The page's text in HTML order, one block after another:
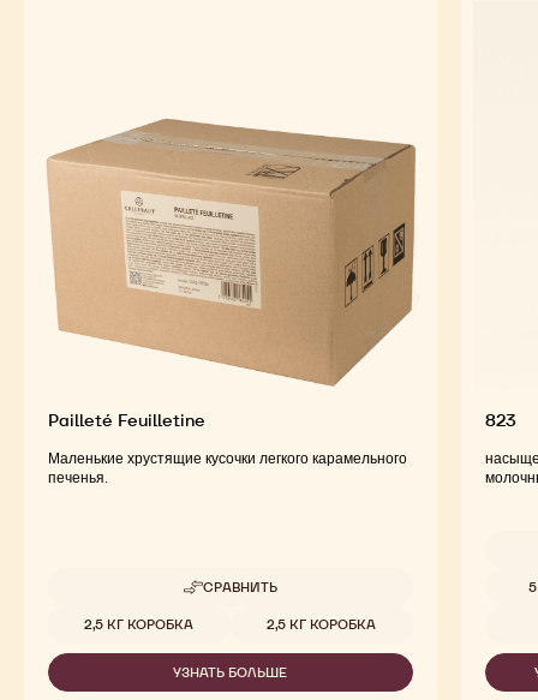
Pailleté Feuilletine
Маленькие хрустящие кусочки легкого карамельного
печенья.
СРАВНИТЬ
-
FEUILLETINE
Доступные размеры
2,5 КГ КОРОБКА 2,5 КГ КОРОБКА
УЗНАТЬ БОЛЬШЕ
-
823